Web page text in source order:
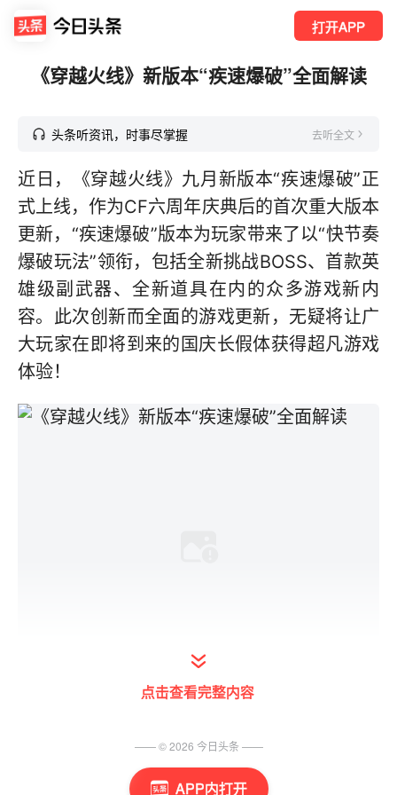
打开APP
APP内打开
《穿越火线》新版本“疾速爆破”全面解读
头条听资讯，时事尽掌握 去听全文
近日，《穿越火线》九月新版本“疾速爆破”正
式上线，作为CF六周年庆典后的首次重大版本
更新，“疾速爆破”版本为玩家带来了以“快节奏
爆破玩法”领衔，包括全新挑战BOSS、首款英
雄级副武器、全新道具在内的众多游戏新内
容。此次创新而全面的游戏更新，无疑将让广
大玩家在即将到来的国庆长假体获得超凡游戏
体验！
FPS游戏的创新很大一部分都体现在游戏玩法
点击查看完整内容
—— ©2026 今日头条 ——